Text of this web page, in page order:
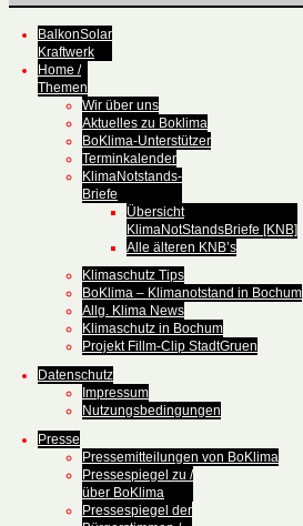
BalkonSolar
Kraftwerk
Home /
Themen
Wir über uns
Aktuelles zu Boklima
BoKlima-Unterstützer
Terminkalender
KlimaNotstands-
Briefe
Übersicht
KlimaNotStandsBriefe [KNB]
Alle älteren KNB’s
Klimaschutz Tips
BoKlima – Klimanotstand in Bochum
Allg. Klima News
Klimaschutz in Bochum
Projekt Fillm-Clip StadtGruen
Datenschutz
Impressum
Nutzungsbedingungen
Presse
Pressemitteilungen von BoKlima
Pressespiegel zu /
über BoKlima
Pressespiegel der